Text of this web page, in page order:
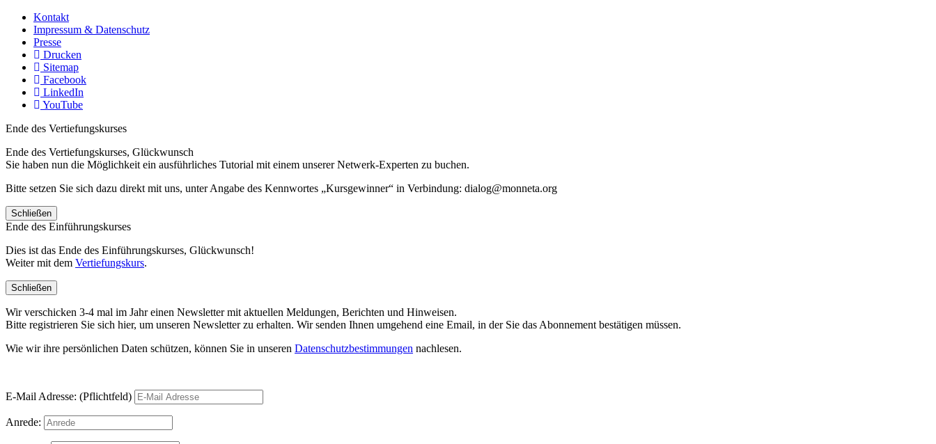
Kontakt
Impressum & Datenschutz
Presse
Drucken
Sitemap
Facebook
LinkedIn
YouTube
Ende des Vertiefungskurses
Ende des Vertiefungskurses, Glückwunsch
Sie haben nun die Möglichkeit ein ausführliches Tutorial mit einem unserer Netwerk-Experten zu buchen.
Bitte setzen Sie sich dazu direkt mit uns, unter Angabe des Kennwortes „Kursgewinner“ in Verbindung: dialog@monneta.org
Schließen
Ende des Einführungskurses
Dies ist das Ende des Einführungskurses, Glückwunsch!
Weiter mit dem Vertiefungskurs.
Schließen
Wir verschicken 3-4 mal im Jahr einen Newsletter mit aktuellen Meldungen, Berichten und Hinweisen.
Bitte registrieren Sie sich hier, um unseren Newsletter zu erhalten. Wir senden Ihnen umgehend eine Email, in der Sie das Abonnement bestätigen müssen.
Wie wir ihre persönlichen Daten schützen, können Sie in unseren Datenschutzbestimmungen nachlesen.
E-Mail Adresse: (Pflichtfeld)
Anrede: